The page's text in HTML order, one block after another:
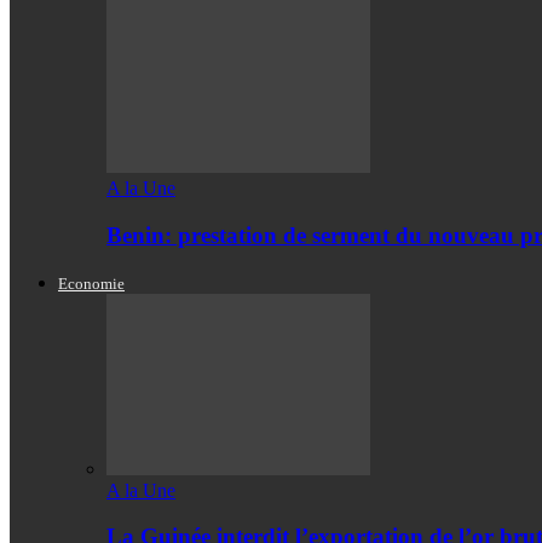
A la Une
Benin: prestation de serment du nouveau
Economie
A la Une
La Guinée interdit l’exportation de l’or brut